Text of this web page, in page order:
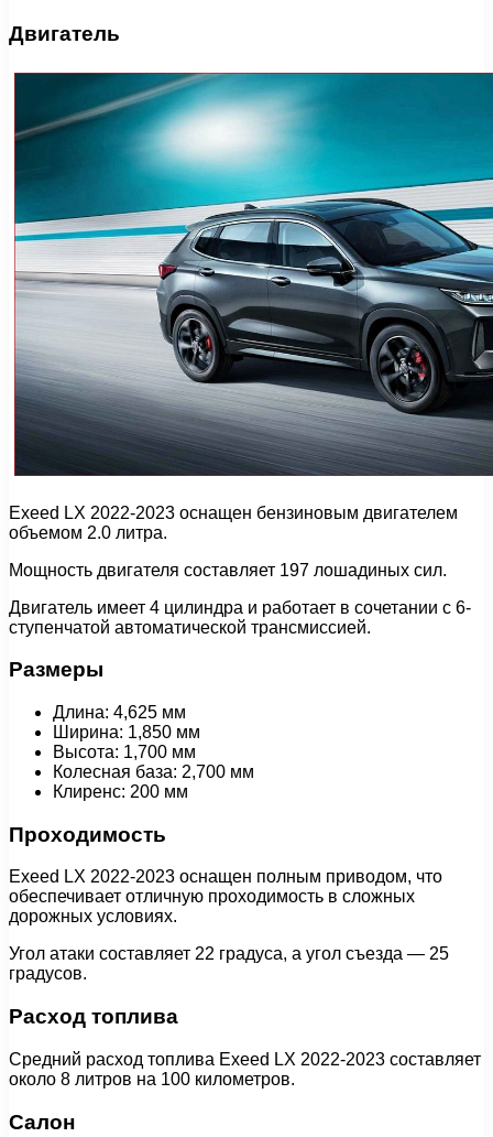
Двигатель
Exeed LX 2022-2023 оснащен бензиновым двигателем
объемом 2.0 литра.
Мощность двигателя составляет 197 лошадиных сил.
Двигатель имеет 4 цилиндра и работает в сочетании с 6-
ступенчатой автоматической трансмиссией.
Размеры
Длина: 4,625 мм
Ширина: 1,850 мм
Высота: 1,700 мм
Колесная база: 2,700 мм
Клиренс: 200 мм
Проходимость
Exeed LX 2022-2023 оснащен полным приводом, что
обеспечивает отличную проходимость в сложных
дорожных условиях.
Угол атаки составляет 22 градуса, а угол съезда — 25
градусов.
Расход топлива
Средний расход топлива Exeed LX 2022-2023 составляет
около 8 литров на 100 километров.
Салон